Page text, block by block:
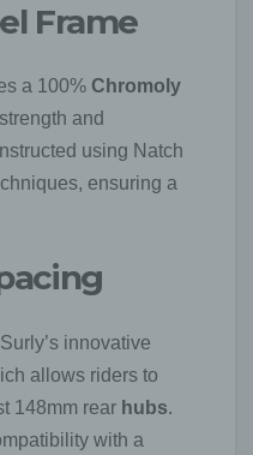
Frame
a 100% Chromoly
and
using Natch
ensuring a
innovative
allows riders to
148mm rear hubs.
with a